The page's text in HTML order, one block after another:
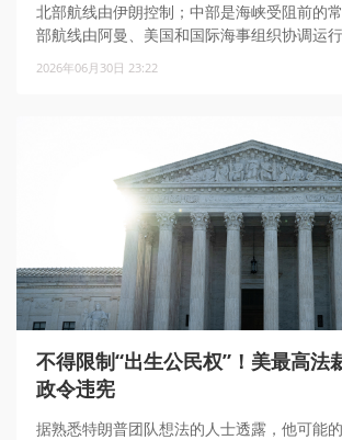
北部航线由伊朗控制；中部是海峡受阻前的
部航线由阿曼、美国和国际海事组织协调运行
2026年06月30日 23:22
不得限制“出生公民权”！美最高法
政令违宪
据熟悉特朗普团队想法的人士透露，他可能